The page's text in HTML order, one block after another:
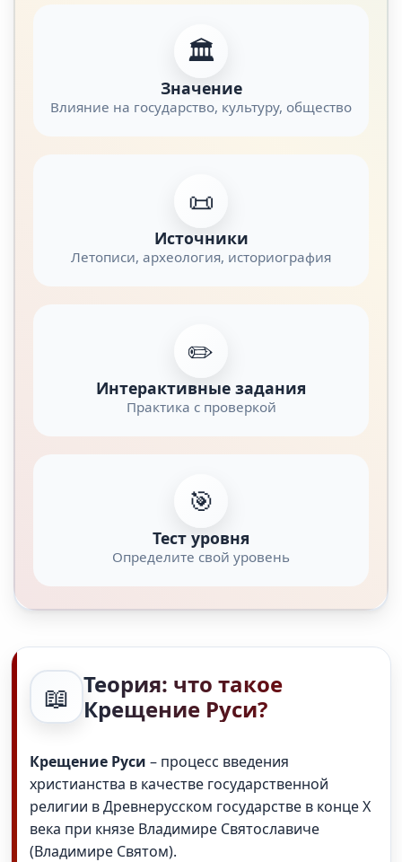
🏛️
Значение
Влияние на государство, культуру, общество
📜
Источники
Летописи, археология, историография
✏️
Интерактивные задания
Практика с проверкой
🎯
Тест уровня
Определите свой уровень
📖 Теория: что такое
Крещение Руси?
Крещение Руси – процесс введения
христианства в качестве государственной
религии в Древнерусском государстве в конце X
века при князе Владимире Святославиче
(Владимире Святом).